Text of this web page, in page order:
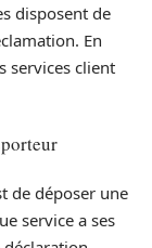
disposent de
En
services client
de déposer une
service a ses